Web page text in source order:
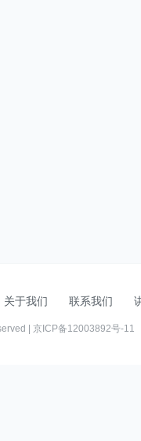
关于我们 联系我们
| 京ICP备12003892号-11